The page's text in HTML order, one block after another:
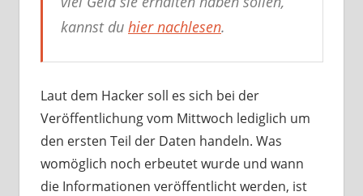
kannst du hier nachlesen.
Laut dem Hacker soll es sich bei der
Veröffentlichung vom Mittwoch lediglich um
den ersten Teil der Daten handeln. Was
womöglich noch erbeutet wurde und wann
die Informationen veröffentlicht werden, ist